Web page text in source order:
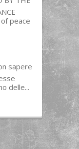
of peace
sapere
delle...